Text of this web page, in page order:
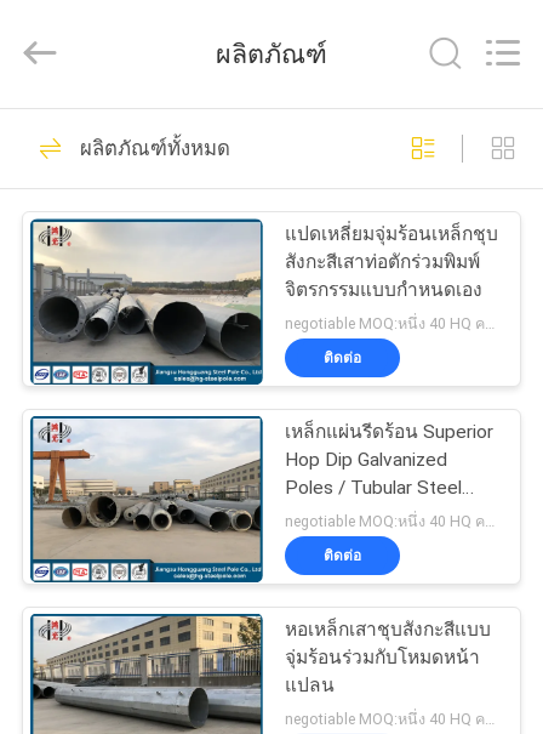
บ้าน
สินค้า
วิดีโอ
แสดง
VR
เกี่ยว
กับ
เรา
hongguang
All
Reserved.
เหล็กท่อขั้วโลก
325
ขั้วไฟฟ้าไฟฟ้า
258
140
ผลิตภัณฑ์
ผลิตภัณฑ์ทั้งหมด
แปดเหลี่ยมจุ่มร้อนเหล็กชุบ
สังกะสีเสาท่อตักร่วมพิมพ์
จิตรกรรมแบบกำหนดเอง
negotiable MOQ:หนึ่ง 40 HQ คอนเทนเนอร์
ติดต่อ
เหล็กแผ่นรีดร้อน Superior
Hop Dip Galvanized
Poles / Tubular Steel
Tower
ติดต่อ
หอเหล็กเสาชุบสังกะสีแบบ
จุ่มร้อนร่วมกับโหมดหน้า
แปลน